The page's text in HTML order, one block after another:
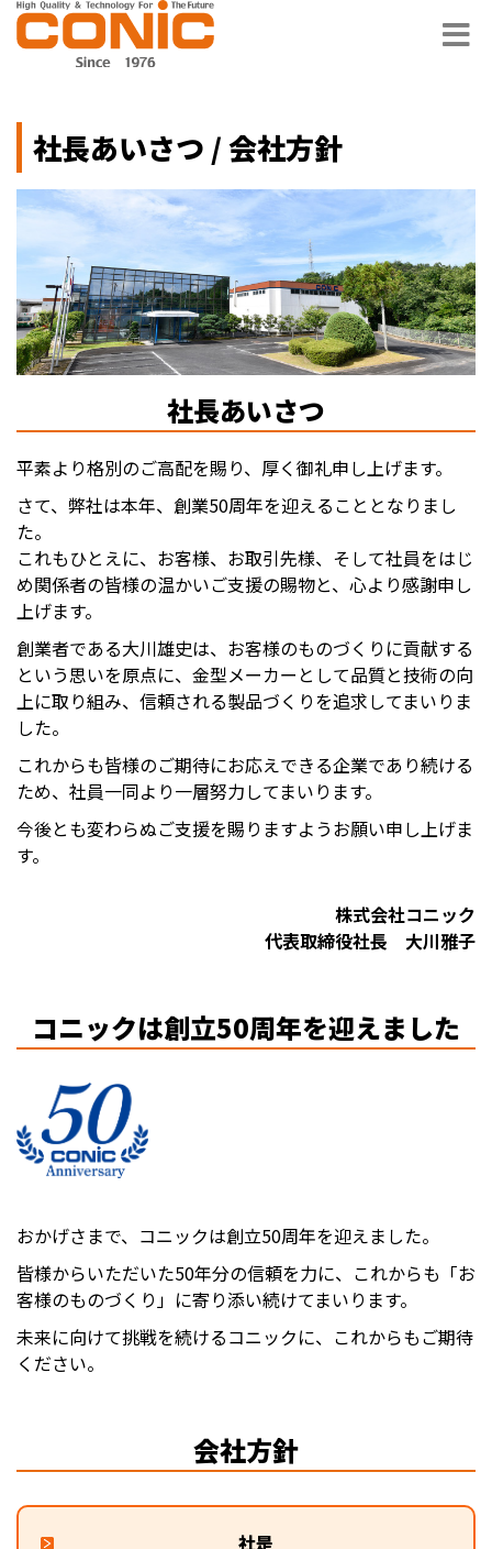
社長あいさつ / 会社方針
社長あいさつ
平素より格別のご高配を賜り、厚く御礼申し上げます。
さて、弊社は本年、創業50周年を迎えることとなりまし
た。
これもひとえに、お客様、お取引先様、そして社員をはじ
め関係者の皆様の温かいご支援の賜物と、心より感謝申し
上げます。
創業者である大川雄史は、お客様のものづくりに貢献する
という思いを原点に、金型メーカーとして品質と技術の向
上に取り組み、信頼される製品づくりを追求してまいりま
した。
これからも皆様のご期待にお応えできる企業であり続ける
ため、社員一同より一層努力してまいります。
今後とも変わらぬご支援を賜りますようお願い申し上げま
す。
株式会社コニック
代表取締役社長 大川雅子
コニックは創立50周年を迎えました
おかげさまで、コニックは創立50周年を迎えました。
皆様からいただいた50年分の信頼を力に、これからも「お
客様のものづくり」に寄り添い続けてまいります。
未来に向けて挑戦を続けるコニックに、これからもご期待
ください。
会社方針
社是